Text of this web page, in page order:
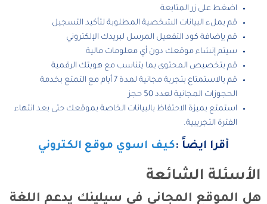
اضغط على زر المتابعة
قم بملء البيانات الشخصية المطلوبة لتأكيد التسجيل
قم بإضافة كود التفعيل المرسل لبريدك الإلكتروني
سيتم إنشاء موقعك دون أي معلومات مالية
قم بتخصيص المحتوى بما يتناسب مع هويتك الرقمية
قم بالاستمتاع بتجربة مجانية لمدة 7 أيام مع التمتع بخدمة
الحجوزات المجانية لعدد 50 حجز
استمتع بميزة الاحتفاظ بالبيانات الخاصة بموقعك حتى بعد انتهاء
الفترة التجريبية.
أقرا ايضاً :كيف اسوي موقع الكتروني
الأسئلة الشائعة
هل الموقع المجاني في سيلينك يدعم اللغة